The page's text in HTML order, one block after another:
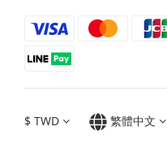
$ TWD 繁體中文